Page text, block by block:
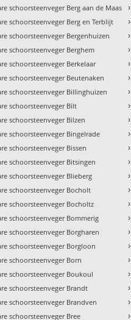
schoorsteenveger Berg aan de Maas
schoorsteenveger Berg en Terblijt
schoorsteenveger Bergenhuizen
schoorsteenveger Berghem
schoorsteenveger Berkelaar
schoorsteenveger Beutenaken
schoorsteenveger Billinghuizen
schoorsteenveger Bilt
schoorsteenveger Bilzen
schoorsteenveger Bingelrade
schoorsteenveger Bissen
schoorsteenveger Bitsingen
schoorsteenveger Blieberg
schoorsteenveger Bocholt
schoorsteenveger Bocholtz
schoorsteenveger Bommerig
schoorsteenveger Borgharen
schoorsteenveger Borgloon
schoorsteenveger Born
schoorsteenveger Boukoul
schoorsteenveger Brandt
schoorsteenveger Brandven
schoorsteenveger Bree
›
›
›
›
›
›
›
›
›
›
›
›
›
›
›
›
›
›
›
›
›
›
›